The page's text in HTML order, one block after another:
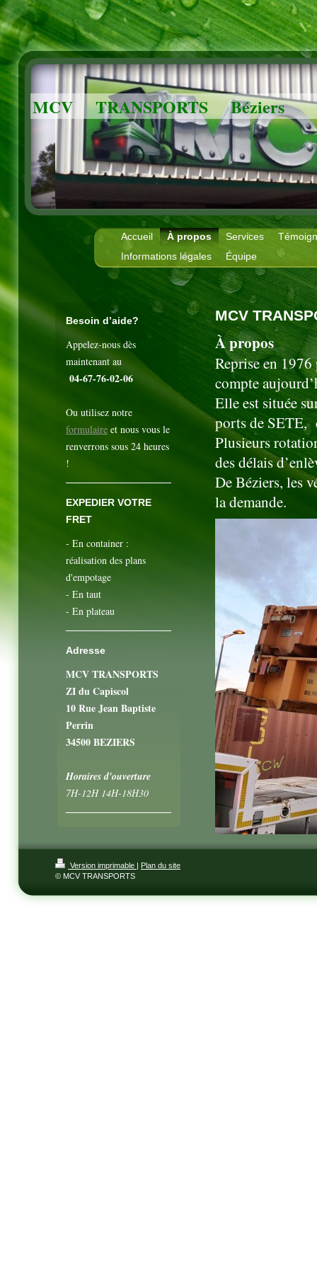
MCV TRANSPORTS Béziers
Accueil À propos Services
Informations légales
Équipe
MCV
À propos
Reprise en
compte
Elle est située
ports de SETE,
Plusieurs
des délais
De Béziers, les
la demande.
Besoin d’aide?
Appelez-nous dès
maintenant au
04-67-76-02-06
Ou utilisez notre
formulaire et nous vous le
renverrons sous 24 heures
!
EXPEDIER VOTRE
FRET
- En container :
réalisation des plans
d'empotage
- En taut
- En plateau
Adresse
MCV TRANSPORTS
ZI du Capiscol
10 Rue Jean Baptiste
Perrin
34500 BEZIERS
Horaires d'ouverture
7H-12H 14H-18H30
Version imprimable | Plan du site
© MCV TRANSPORTS